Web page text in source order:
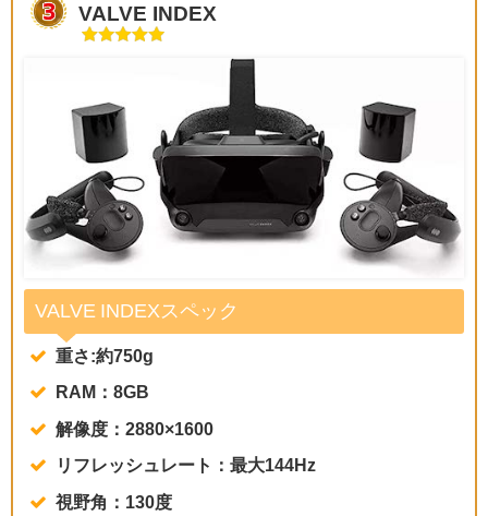
VALVE INDEX
VALVE INDEXスペック
重さ:約750g
RAM：8GB
解像度：2880×1600
リフレッシュレート：最大144Hz
視野角：130度